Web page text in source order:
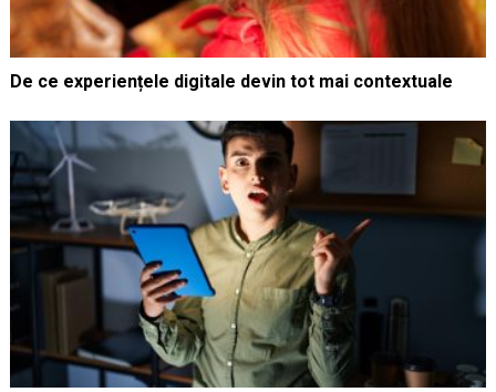
De ce experiențele digitale devin tot mai contextuale